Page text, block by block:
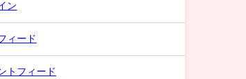
ン
ィード
トフィード